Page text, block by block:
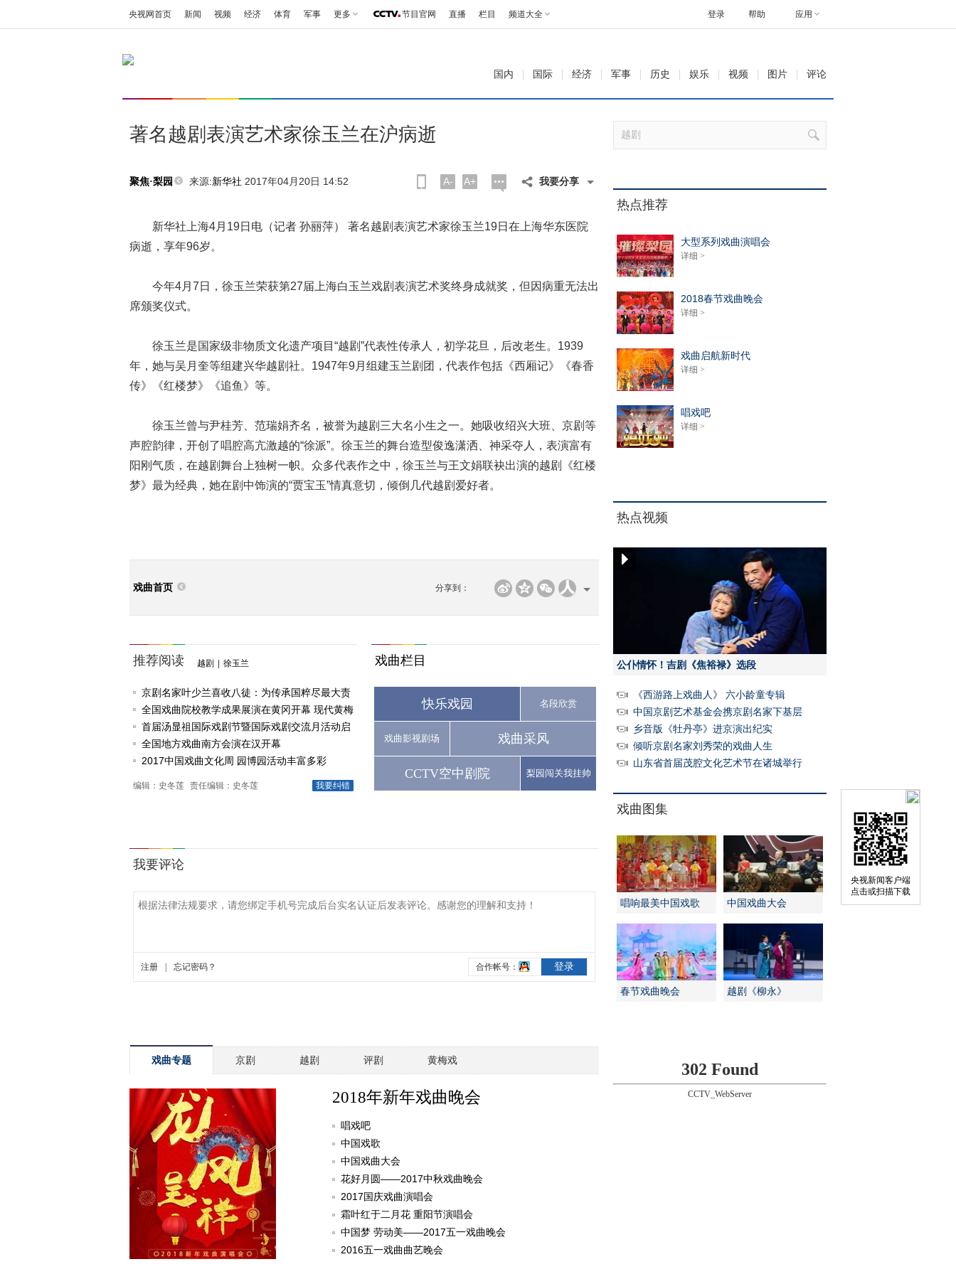
央视新闻客户端
点击或扫描下载
央视网首页 新闻 视频 经济 体育 军事 更多 节目官网 直播 栏目 频道大全 帮助 应用
登录
国内 国际 经济 军事 历史 娱乐 视频 图片 评论
著名越剧表演艺术家徐玉兰在沪病逝
聚焦·梨园 来源:新华社 2017年04月20日 14:52 A- A+ 我要分享
新华社上海4月19日电（记者 孙丽萍） 著名越剧表演艺术家徐玉兰19日在上海华东医院
病逝，享年96岁。
今年4月7日，徐玉兰荣获第27届上海白玉兰戏剧表演艺术奖终身成就奖，但因病重无法出
席颁奖仪式。
徐玉兰是国家级非物质文化遗产项目“越剧”代表性传承人，初学花旦，后改老生。1939
年，她与吴月奎等组建兴华越剧社。1947年9月组建玉兰剧团，代表作包括《西厢记》《春香
传》《红楼梦》《追鱼》等。
徐玉兰曾与尹桂芳、范瑞娟齐名，被誉为越剧三大名小生之一。她吸收绍兴大班、京剧等
声腔韵律，开创了唱腔高亢激越的“徐派”。徐玉兰的舞台造型俊逸潇洒、神采夺人，表演富有
阳刚气质，在越剧舞台上独树一帜。众多代表作之中，徐玉兰与王文娟联袂出演的越剧《红楼
梦》最为经典，她在剧中饰演的“贾宝玉”情真意切，倾倒几代越剧爱好者。
戏曲首页 分享到：
推荐阅读 越剧 徐玉兰
京剧名家叶少兰喜收八徒：为传承国粹尽最大责
任
全国戏曲院校教学成果展演在黄冈开幕 现代黄梅
戏《槐花谣》倾情..
首届汤显祖国际戏剧节暨国际戏剧交流月活动启
动
全国地方戏曲南方会演在汉开幕
2017中国戏曲文化周 园博园活动丰富多彩
我要纠错
编辑：史冬莲 责任编辑：史冬莲
戏曲栏目
快乐戏园 名段欣赏
戏曲影视剧场 戏曲采风
CCTV空中剧院 梨园闯关我挂帅
戏曲专题 京剧 越剧 评剧 黄梅戏
2018年新年戏曲晚会
唱戏吧
中国戏歌
中国戏曲大会
花好月圆——2017中秋戏曲晚会
2017国庆戏曲演唱会
霜叶红于二月花 重阳节演唱会
中国梦 劳动美——2017五一戏曲晚会
2016五一戏曲曲艺晚会
热点推荐
大型系列戏曲演唱会
详细 >
2018春节戏曲晚会
详细 >
戏曲启航新时代
详细 >
唱戏吧
详细 >
热点视频
公仆情怀！吉剧《焦裕禄》选段
《西游路上戏曲人》 六小龄童专辑
中国京剧艺术基金会携京剧名家下基层
乡音版《牡丹亭》进京演出纪实
倾听京剧名家刘秀荣的戏曲人生
山东省首届茂腔文化艺术节在诸城举行
戏曲图集
唱响最美中国戏歌 中国戏曲大会
春节戏曲晚会 越剧《柳永》
302 Found
CCTV_WebServer